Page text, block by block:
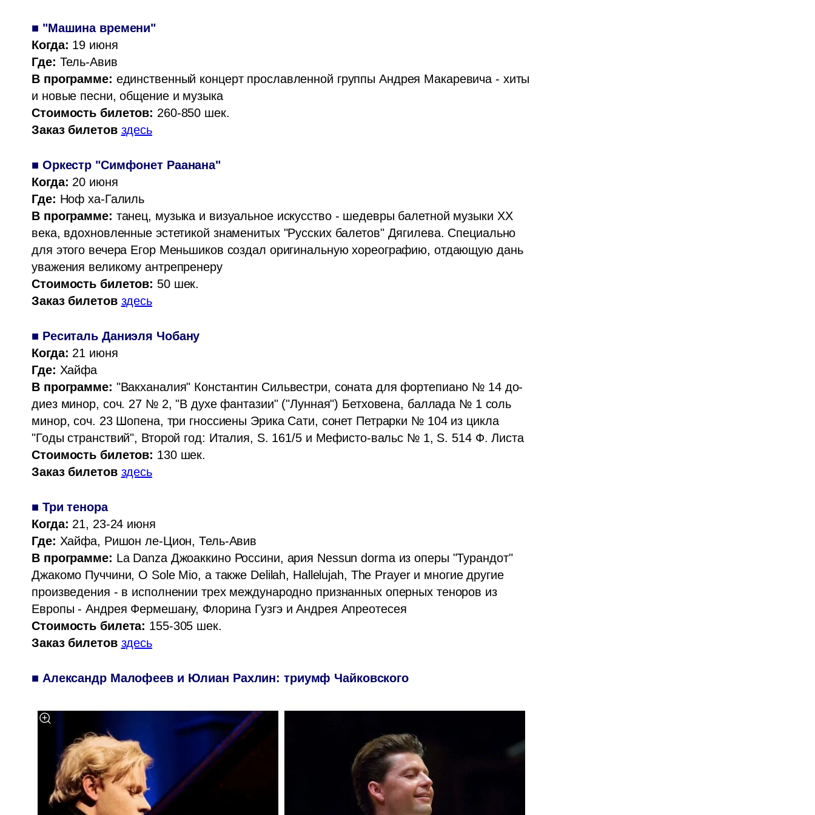
Когда:
Где:
В программе: единственный концерт прославленной группы Андрея Макаревича - хиты
Стоимость билетов:
Заказ билетов здесь
■ Оркестр "Симфонет Раанана"
Когда:
Где:
В программе: танец, музыка и визуальное искусство - шедевры балетной музыки ХХ
века, вдохновленные эстетикой знаменитых "Русских балетов" Дягилева. Специально
для этого вечера Егор Меньшиков создал оригинальную хореографию, отдающую дань
уважения великому антрепренеру
Стоимость билетов:
Заказ билетов здесь
■ Реситаль Даниэля Чобану
Когда:
Где:
Хайфа
В программе: "Вакханалия" Константин Сильвестри, соната для фортепиано № 14 до-
диез минор, соч. 27 № 2, "В духе фантазии" ("Лунная") Бетховена, баллада № 1 соль
минор, соч. 23 Шопена, три гноссиены Эрика Сати, сонет Петрарки № 104 из цикла
"Годы странствий", Второй год: Италия, S. 161/5 и Мефисто-вальс № 1, S. 514 Ф. Листа
Стоимость билетов:
Заказ билетов здесь
■ Три тенора
Когда:
Где:
В программе: La Danza Джоаккино Россини, ария Nessun dorma из оперы "Турандот"
Джакомо Пуччини, O Sole Mio, а также Delilah, Hallelujah, The Prayer и многие другие
произведения - в исполнении трех международно признанных оперных теноров из
Стоимость билета:
Заказ билетов здесь
■ Александр Малофеев и Юлиан Рахлин: триумф Чайковского